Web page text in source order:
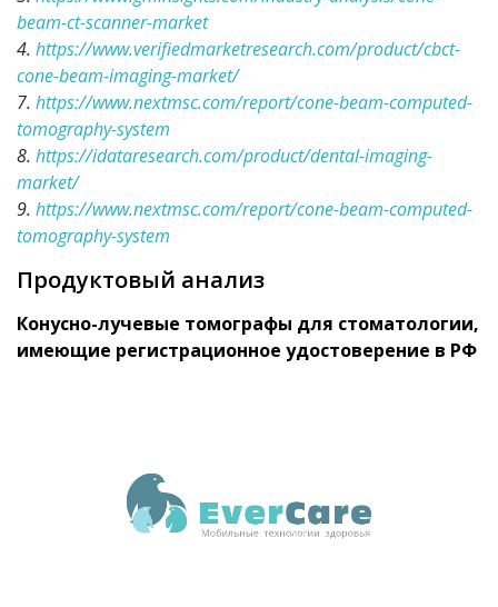
beam-ct-scanner-market
4. https://www.verifiedmarketresearch.com/product/cbct-
cone-beam-imaging-market/
7. https://www.nextmsc.com/report/cone-beam-computed-
tomography-system
8. https://idataresearch.com/product/dental-imaging-
market/
9. https://www.nextmsc.com/report/cone-beam-computed-
tomography-system
Продуктовый анализ
Конусно-лучевые томографы для стоматологии,
имеющие регистрационное удостоверение в РФ